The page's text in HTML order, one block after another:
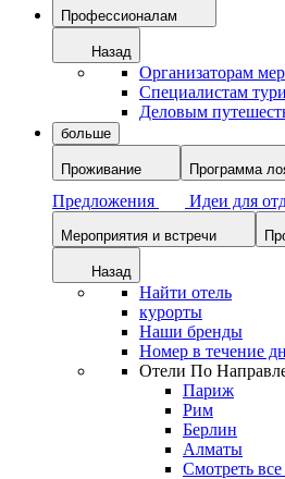
Профессионалам
Назад
Организаторам
Специалистам
Деловым
больше
Проживание Программа
Предложения Идеи для
Мероприятия и встречи
Назад
Найти отель
курорты
Наши бренды
Номер в течение
Отели По
Париж
Рим
Берлин
Алматы
Смотреть